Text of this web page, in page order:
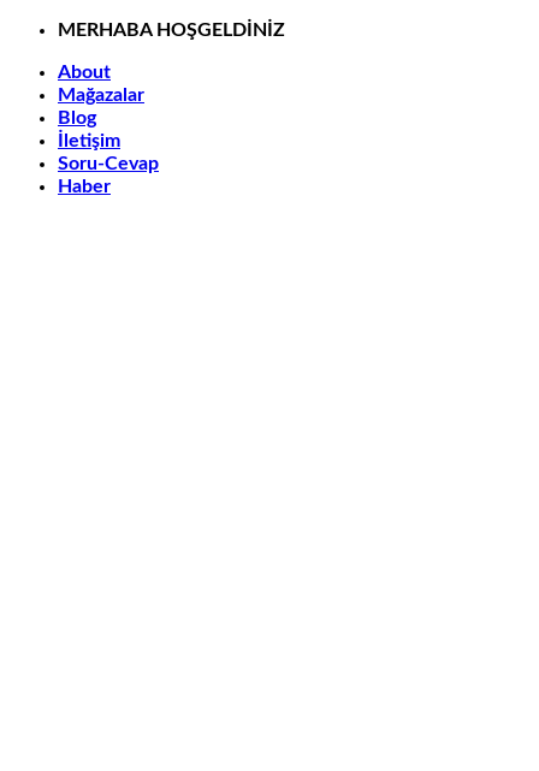
İçeriğeMERHABA HOŞGELDİNİZ
About
Mağazalar
Blog
İletişim
Soru-Cevap
Haber